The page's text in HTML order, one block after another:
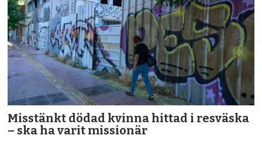
Misstänkt dödad kvinna hittad i resväska
– ska ha varit missionär